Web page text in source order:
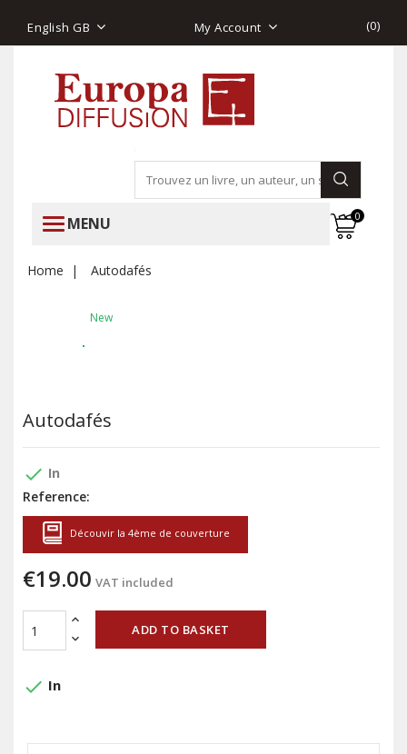
English GB My Account (0)
MENU 0
Home Autodafés
New
Autodafés
done In
Reference:
Découvir la 4ème de couverture
€19.00 VAT included
ADD TO BASKET
done In